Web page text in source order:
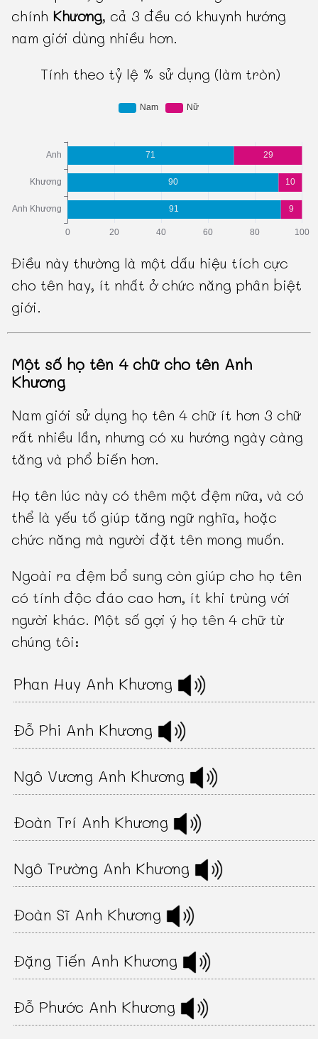
chính Khương, cả 3 đều có khuynh hướng
nam giới dùng nhiều hơn.
Tính theo tỷ lệ % sử dụng (làm tròn)
Điều này thường là một dấu hiệu tích cực
cho tên hay, ít nhất ở chức năng phân biệt
giới.
Một số họ tên 4 chữ cho tên Anh
Khương
Nam giới sử dụng họ tên 4 chữ ít hơn 3 chữ
rất nhiều lần, nhưng có xu hướng ngày càng
tăng và phổ biến hơn.
Họ tên lúc này có thêm một đệm nữa, và có
thể là yếu tố giúp tăng ngữ nghĩa, hoặc
chức năng mà người đặt tên mong muốn.
Ngoài ra đệm bổ sung còn giúp cho họ tên
có tính độc đáo cao hơn, ít khi trùng với
người khác. Một số gợi ý họ tên 4 chữ từ
chúng tôi:
Phan Huy Anh Khương
Đỗ Phi Anh Khương
Ngô Vương Anh Khương
Đoàn Trí Anh Khương
Ngô Trường Anh Khương
Đoàn Sĩ Anh Khương
Đặng Tiến Anh Khương
Đỗ Phước Anh Khương